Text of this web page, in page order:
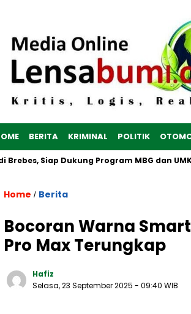
BERITA KRIMINAL POLITIK
Siap Dukung Program MBG dan UMKM
Home / Berita
Bocoran Warna
Pro Max Terungkap
Hafiz
Selasa, 23 September 2025 - 09:40 WIB